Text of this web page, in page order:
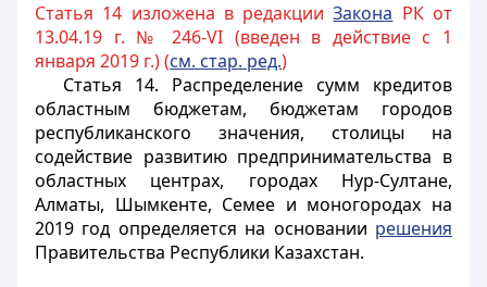
Статья 14 изложена в редакцииЗакона РК от
13.04.19 г. № 246-VI (введен в действие с 1
января 2019 г.) (см. стар. ред.)
Статья 14. Распределение сумм кредитов
областным бюджетам, бюджетам городов
республиканского значения, столицы на
содействие развитию предпринимательства в
областных центрах, городах Нур-Султане,
Алматы, Шымкенте, Семее и моногородах на
2019 год определяется на основании решения
Правительства Республики Казахстан.